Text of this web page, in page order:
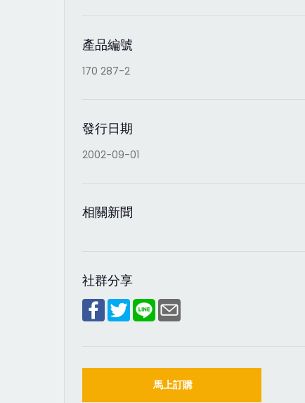
產品編號
170 287-2
發行日期
2002-09-01
相關新聞
社群分享
馬上訂購